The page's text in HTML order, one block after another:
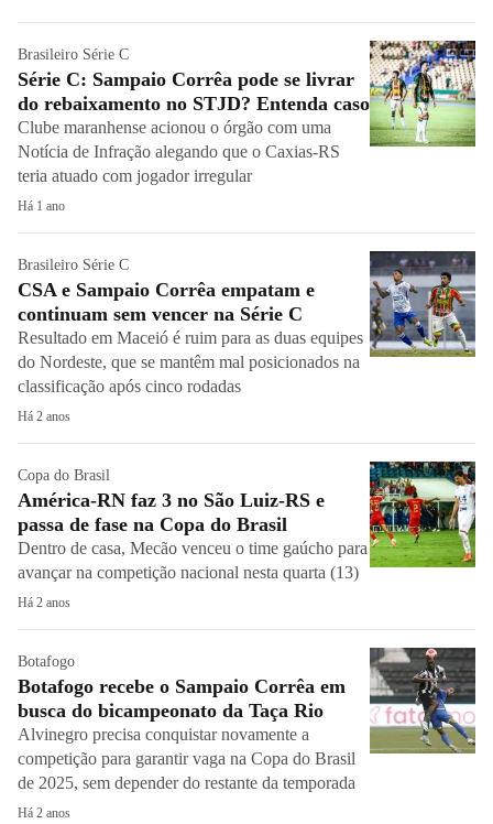
Brasileiro Série C
Série C: Sampaio Corrêa pode se livrar
do rebaixamento no STJD? Entenda caso
Clube maranhense acionou o órgão com uma
Notícia de Infração alegando que o Caxias-RS
teria atuado com jogador irregular
Há 1 ano
Brasileiro Série C
CSA e Sampaio Corrêa empatam e
continuam sem vencer na Série C
Resultado em Maceió é ruim para as duas equipes
do Nordeste, que se mantêm mal posicionados na
classificação após cinco rodadas
Há 2 anos
Copa do Brasil
América-RN faz 3 no São Luiz-RS e
passa de fase na Copa do Brasil
Dentro de casa, Mecão venceu o time gaúcho para
avançar na competição nacional nesta quarta (13)
Há 2 anos
Botafogo
Botafogo recebe o Sampaio Corrêa em
busca do bicampeonato da Taça Rio
Alvinegro precisa conquistar novamente a
competição para garantir vaga na Copa do Brasil
de 2025, sem depender do restante da temporada
Há 2 anos